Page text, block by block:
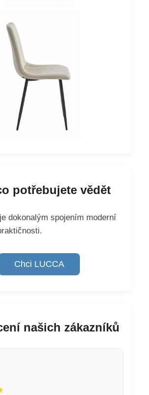
potřebujete vědět
dokonalým spojením moderní
Chci LUCCA
našich zákazníků